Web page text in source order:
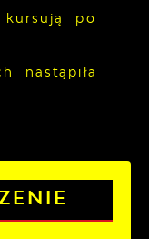
po
nastąpiła